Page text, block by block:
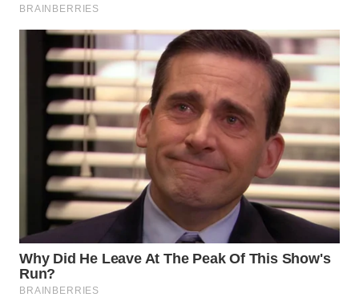
WN
NATUNA
WN
BINTAN
WN
MANDALIKA
WN
LIKUPANG
WN
LABUANBAJO